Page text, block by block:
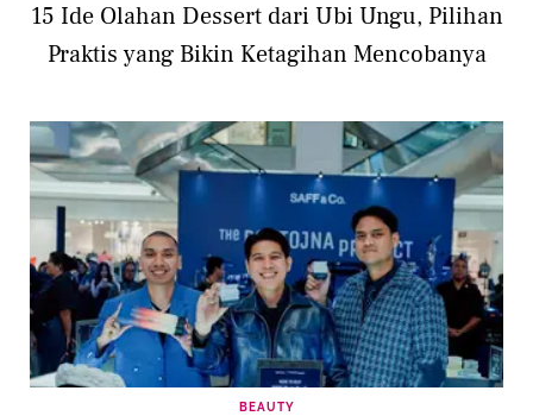
15 Ide Olahan Dessert dari Ubi Ungu, Pilihan
Praktis yang Bikin Ketagihan Mencobanya
BEAUTY